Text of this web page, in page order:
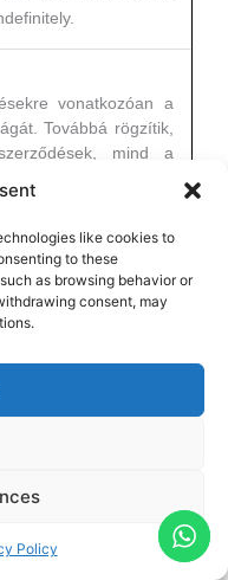
like cookies to
to these
as browsing behavior or
consent, may
Policy
vonatkozóan a
Továbbá rögzítik,
mind a
jurisdiction of
Furthermore, it
of engagement and
veszi, hogy a
Megbízó
bármilyen adatának
adása harmadik fél